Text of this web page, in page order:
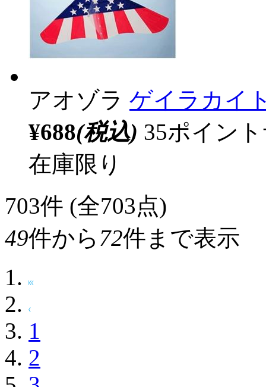
アオゾラ ゲイラカイ
¥688(税込) 35ポイン
在庫限り
703件 (全703点)
49件から 72件まで表示
1
2